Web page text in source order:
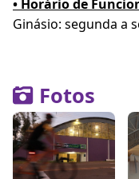
• Horário de
Ginásio: segunda a
Fotos